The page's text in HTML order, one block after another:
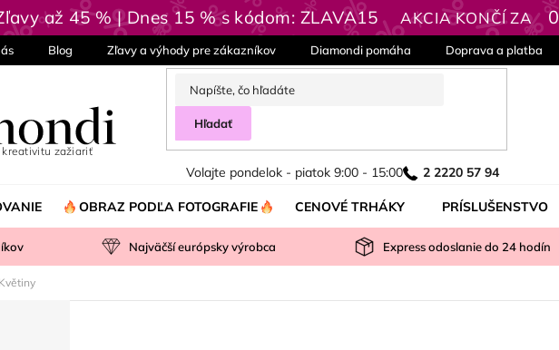
až 45 % | Dnes 15 % s kódom: ZLAVA15 AKCIA KONČÍ ZA 0
Blog Zľavy a výhody pre zákazníkov Diamondi pomáha Doprava a platba
Hľadať
Volajte pondelok - piatok 9:00 - 15:00 2 2220 57 94
OBRAZ PODĽA FOTOGRAFIE CENOVÉ TRHÁKY PRÍSLUŠENSTVO
Najväčší európsky výrobca Express odoslanie do 24 hodín
Květiny